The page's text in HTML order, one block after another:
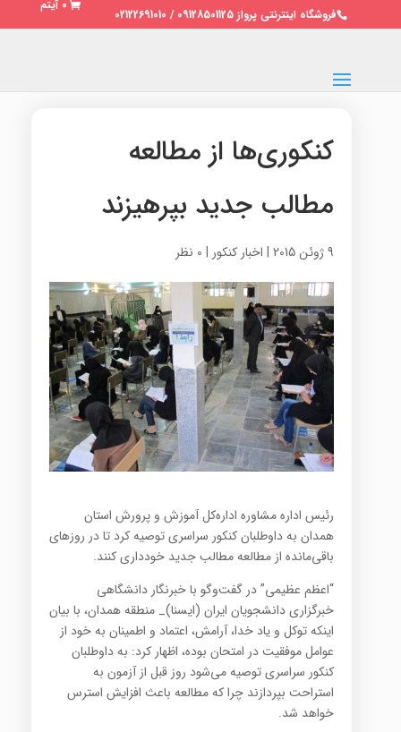
فروشگاه اینترنتی پرواز 09128501125 / 02122691010
0 آیتم
کنکوری‌ها از مطالعه
مطالب جدید بپرهیزند
9 ژوئن 2015 | اخبار کنکور | 0 نظر
رئیس اداره مشاوره اداره‌کل آموزش و پرورش استان
همدان به داوطلبان کنکور سراسری توصیه کرد تا در روزهای
باقی‌مانده از مطالعه مطالب جدید خودداری کنند.
“اعظم عظیمی” در گفت‌وگو با خبرنگار دانشگاهی
خبرگزاری دانشجویان ایران (ایسنا)_ منطقه همدان، با بیان
اینکه توکل و یاد خدا، آرامش، اعتماد و اطمینان به خود از
عوامل موفقیت در امتحان بوده، اظهار کرد: به داوطلبان
کنکور سراسری توصیه می‌شود روز قبل از آزمون به
استراحت بپردازند چرا که مطالعه باعث افزایش استرس
خواهد شد.